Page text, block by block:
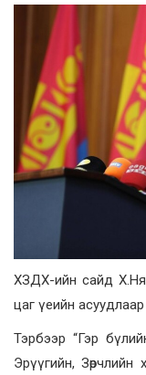
ХЗДХ-ийн сайд
цаг үеийн асуудлаар
Тэрбээр “Гэр
Эрүүгийн, Зөрчлийн